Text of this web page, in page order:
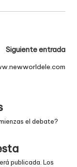
Siguiente entrada
el debate?
publicada. Los